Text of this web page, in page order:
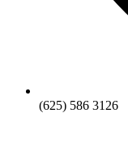
(625) 586 3126